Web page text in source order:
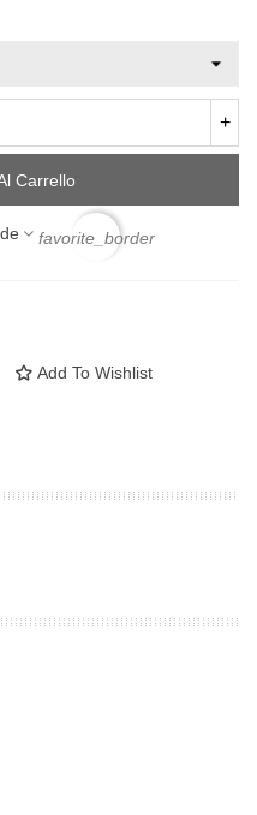
+
Carrello
favorite_border
Add To Wishlist